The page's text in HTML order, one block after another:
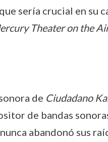
sería crucial en su
Theater on the
de Ciudadano
de bandas
abandonó sus